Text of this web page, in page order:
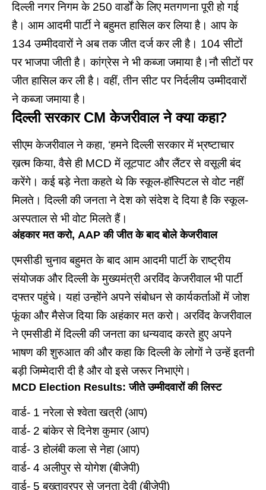
दिल्ली नगर निगम के 250 वार्डों के लिए मतगणना पूरी हो गई
है। आम आदमी पार्टीने बहुमत हासिल कर लिया है। आप के
134 उम्मीदवारों ने अब तक जीत दर्ज कर ली है। 104 सीटों
पर भाजपा जीती है। कांग्रेस ने भी कब्जा जमाया है।नौ सीटों पर
जीत हासिल कर ली है। वहीं, तीन सीट पर निर्दलीय उम्मीदवारों
ने कब्जा जमाया है।
दिल्ली सरकार CM केजरीवाल ने क्या कहा?
सीएम केजरीवाल ने कहा, ‘हमने दिल्ली सरकार में भ्रष्टाचार
ख़त्म किया, वैसे ही MCD में लूटपाट और लैंटर से वसूली बंद
करेंगे। कई बड़े नेता कहते थे कि स्कूल-हॉस्पिटल से वोट नहीं
मिलते। दिल्ली की जनता ने देश को संदेश दे दिया है कि स्कूल-
अस्पताल से भी वोट मिलते हैं।
अंहकार मत करो, AAP की जीत के बाद बोले केजरीवाल
एमसीडी चुनाव बहुमत के बाद आम आदमी पार्टी के राष्ट्रीय
संयोजक और दिल्ली के मुख्यमंत्री अरविंद केजरीवाल भी पार्टी
दफ्तर पहुंचे। यहां उन्होंने अपने संबोधन से कार्यकर्ताओं में जोश
फूंका और मैसेज दिया कि अहंकार मत करो। अरविंद केजरीवाल
ने एमसीडी में दिल्ली की जनता का धन्यवाद करते हुए अपने
भाषण की शुरुआत की और कहा कि दिल्ली के लोगों ने उन्हें इतनी
बड़ी जिम्मेदारी दी है और वो इसे जरूर निभाएंगे।
MCD Election Results: जीते उम्मीदवारों की लिस्ट
वार्ड- 1 नरेला से श्वेता खत्री (आप)
वार्ड- 2 बांकेर से दिनेश कुमार (आप)
वार्ड- 3 होलंबी कला से नेहा (आप)
वार्ड- 4 अलीपुर से योगेश (बीजेपी)
वार्ड- 5 बख्तावरपुर से जनता देवी (बीजेपी)